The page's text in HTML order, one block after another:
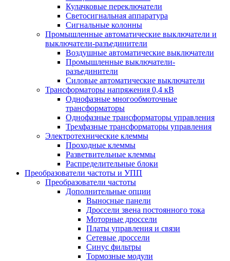
Кулачковые переключатели
Светосигнальная аппаратура
Сигнальные колонны
Промышленные автоматические выключатели и
выключатели-разъединители
Воздушные автоматические выключатели
Промышленные выключатели-
разъединители
Силовые автоматические выключатели
Трансформаторы напряжения 0,4 кВ
Однофазные многообмоточные
трансформаторы
Однофазные трансформаторы управления
Трехфазные трансформаторы управления
Электротехнические клеммы
Проходные клеммы
Разветвительные клеммы
Распределительные блоки
Преобразователи частоты и УПП
Преобразователи частоты
Дополнительные опции
Выносные панели
Дроссели звена постоянного тока
Моторные дроссели
Платы управления и связи
Сетевые дроссели
Синус фильтры
Тормозные модули